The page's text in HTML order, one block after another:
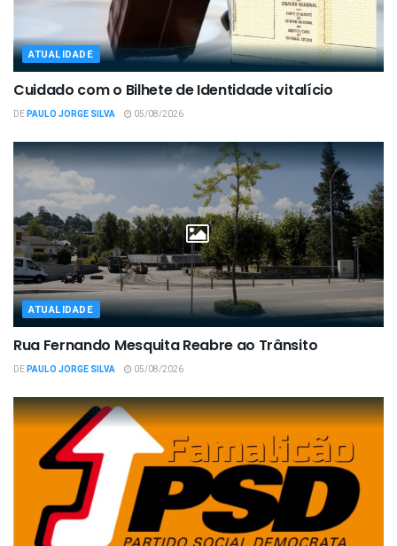
ATUALIDADE
Cuidado com o Bilhete de Identidade vitalício
DEPAULO JORGE SILVA 05/08/2026
ATUALIDADE
Rua Fernando Mesquita Reabre ao Trânsito
DEPAULO JORGE SILVA 05/08/2026